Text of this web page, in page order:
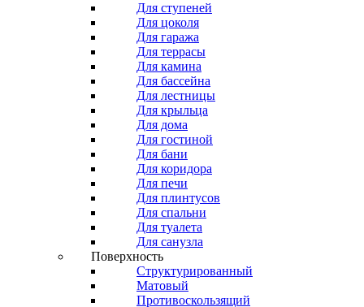
Для ступеней
Для цоколя
Для гаража
Для террасы
Для камина
Для бассейна
Для лестницы
Для крыльца
Для дома
Для гостиной
Для бани
Для коридора
Для печи
Для плинтусов
Для спальни
Для туалета
Для санузла
Поверхность
Структурированный
Матовый
Противоскользящий